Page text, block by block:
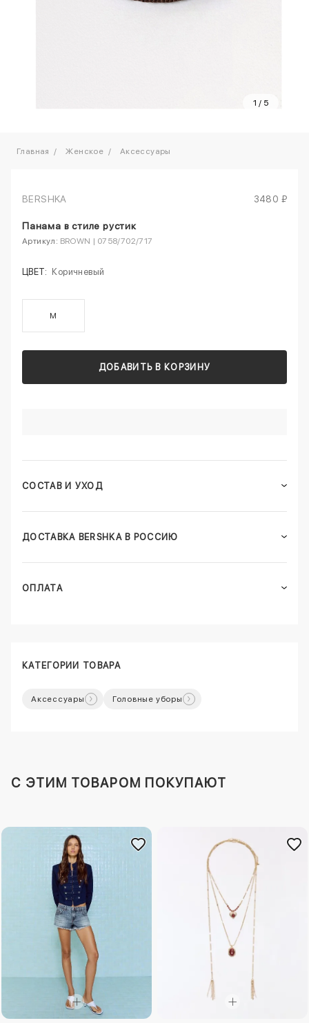
1 / 5
Главная Женское Аксессуары
BERSHKA 3480 ₽
Панама в стиле рустик
Артикул: BROWN | 0758/702/717
ЦВЕТ: Коричневый
M
ДОБАВИТЬ В КОРЗИНУ
СОСТАВ И УХОД
ДОСТАВКА BERSHKA В РОССИЮ
ОПЛАТА
КАТЕГОРИИ ТОВАРА
Аксессуары Головные уборы
C ЭТИМ ТОВАРОМ ПОКУПАЮТ